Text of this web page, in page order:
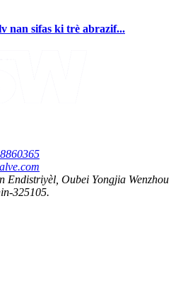
nan sifas ki trè abrazif...
Endistriyèl, Oubei Yongjia Wenzhou
325105.